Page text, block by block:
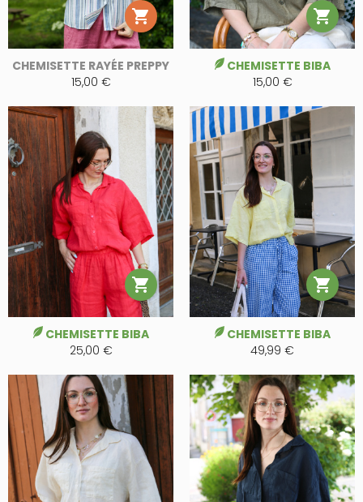

CHEMISETTE RAYÉE PREPPY
15,00 €

CHEMISETTE BIBA
15,00 €

CHEMISETTE BIBA
25,00 €

CHEMISETTE BIBA
49,99 €